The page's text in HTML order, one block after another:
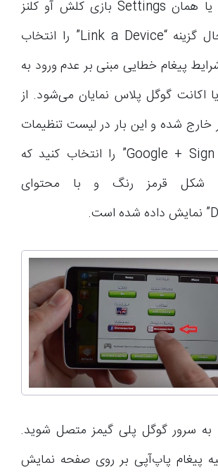
بخش تنظیمات یا همان Settings بازی کلش آو کلنز
منتقل شوید. حال گزینه “Link a Device” را انتخاب
پیغام خطایی مبنی بر عدم ورود به
اکانت گوگل پلاس نمایان می‌شود. از
شده و این بار در لیست تنظیمات
بازی گزینه “Google + Sign In” را انتخاب کنید که
شکل قرمز رنگ و با محتوای
به سرور گوگل پلی گیمز متصل شوید.
پیغام پاپ‌آپی بر روی صفحه نمایش